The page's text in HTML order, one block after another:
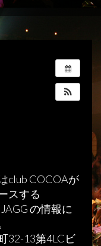
club COCOAが
スする
の情報に
32-13第4LCビ